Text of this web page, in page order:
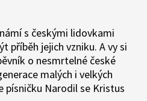
s českými lidovkami
příběh jejich vzniku. A vy si
o nesmrtelné české
malých i velkých
písničku Narodil se Kristus